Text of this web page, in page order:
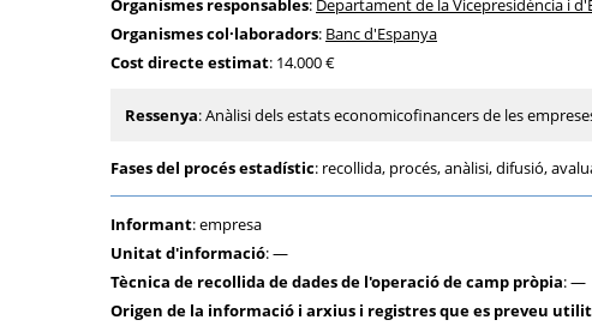
Organismes responsables: Departament de la Vicepresidència i
Organismes col·laboradors: Banc d'Espanya
Cost directe estimat: 14.000 €
Ressenya: Anàlisi dels estats economicofinancers de les
Fases del procés estadístic: recollida, procés, anàlisi, difusió,
Informant: empresa
Unitat d'informació: —
Tècnica de recollida de dades de l'operació de camp pròpia: —
Origen de la informació i arxius i registres que es preveu